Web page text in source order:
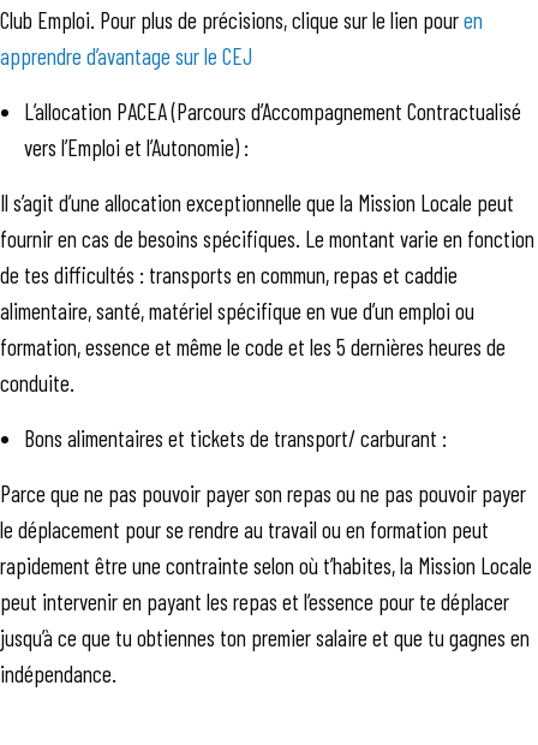
Club Emploi. Pour plus de précisions, clique sur le lien pouren
apprendre d’avantage sur le CEJ
L’allocation PACEA (Parcours d’Accompagnement Contractualisé
vers l’Emploi et l’Autonomie) :
Il s’agit d’une allocation exceptionnelle que la Mission Locale peut
fournir en cas de besoins spécifiques. Le montant varie en fonction
de tes difficultés : transports en commun, repas et caddie
alimentaire, santé, matériel spécifique en vue d’un emploi ou
formation, essence et même le code et les 5 dernières heures de
conduite.
Bons alimentaires et tickets de transport/ carburant :
Parce que ne pas pouvoir payer son repas ou ne pas pouvoir payer
le déplacement pour se rendre au travail ou en formation peut
rapidement être une contrainte selon où t’habites, la Mission Locale
peut intervenir en payant les repas et l’essence pour te déplacer
jusqu’à ce que tu obtiennes ton premier salaire et que tu gagnes en
indépendance.